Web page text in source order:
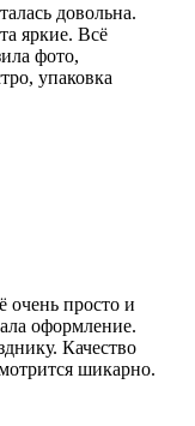
довольна.
яркие. Всё
фото,
упаковка
очень просто и
оформление.
Качество
шикарно.